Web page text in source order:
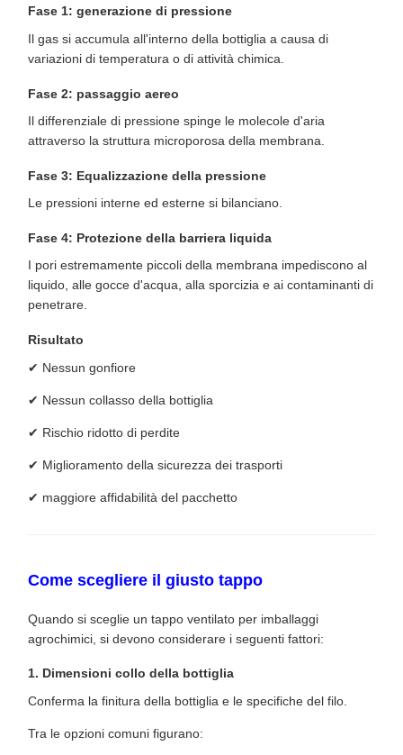
Fase 1: generazione di pressione
Il gas si accumula all'interno della bottiglia a causa di
variazioni di temperatura o di attività chimica.
Fase 2: passaggio aereo
Il differenziale di pressione spinge le molecole d'aria
attraverso la struttura microporosa della membrana.
Fase 3: Equalizzazione della pressione
Le pressioni interne ed esterne si bilanciano.
Fase 4: Protezione della barriera liquida
I pori estremamente piccoli della membrana impediscono al
liquido, alle gocce d'acqua, alla sporcizia e ai contaminanti di
penetrare.
Risultato
✔ Nessun gonfiore
✔ Nessun collasso della bottiglia
✔ Rischio ridotto di perdite
✔ Miglioramento della sicurezza dei trasporti
✔ maggiore affidabilità del pacchetto
Come scegliere il giusto tappo
Quando si sceglie un tappo ventilato per imballaggi
agrochimici, si devono considerare i seguenti fattori:
1. Dimensioni collo della bottiglia
Conferma la finitura della bottiglia e le specifiche del filo.
Tra le opzioni comuni figurano: